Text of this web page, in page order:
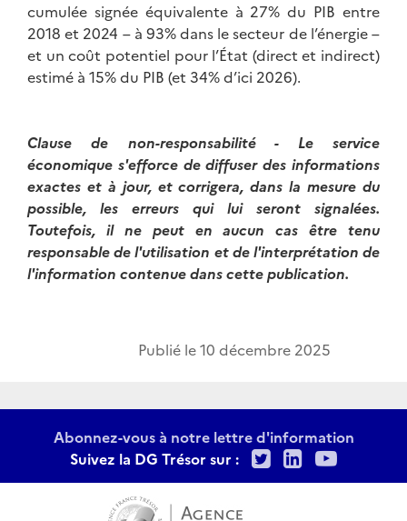
cumulée signée équivalente à 27% du PIB entre
2018 et 2024 – à 93% dans le secteur de l’énergie –
et un coût potentiel pour l’État (direct et indirect)
estimé à 15% du PIB (et 34% d’ici 2026).
Clause de non-responsabilité - Le service
économique s'efforce de diffuser des informations
exactes et à jour, et corrigera, dans la mesure du
possible, les erreurs qui lui seront signalées.
Toutefois, il ne peut en aucun cas être tenu
responsable de l'utilisation et de l'interprétation de
l'information contenue dans cette publication.
Publié le10 décembre 2025
Abonnez-vous à notre lettre d'information
Suivez la DG Trésor sur :
TwitterLinkedIn